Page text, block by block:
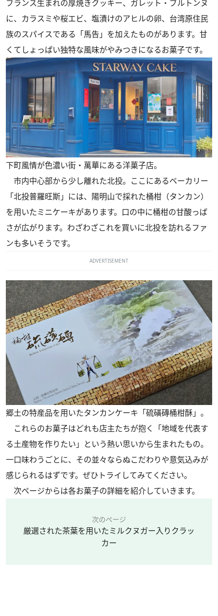
フランス生まれの厚焼きクッキー、ガレット・ブルトンヌ
に、カラスミや桜エビ、塩漬けのアヒルの卵、台湾原住民
族のスパイスである「馬告」を加えたものがあります。甘
くてしょっぱい独特な風味がやみつきになるお菓子です。
下町風情が色濃い街・萬華にある洋菓子店。
市内中心部から少し離れた北投。ここにあるベーカリー
「北投普羅旺斯」には、陽明山で採れた桶柑（タンカン）
を用いたミニケーキがあります。口の中に桶柑の甘酸っぱ
さが広がります。わざわざこれを買いに北投を訪れるファ
ンも多いそうです。
ADVERTISEMENT
郷土の特産品を用いたタンカンケーキ「硫磺磚桶柑酥」。
これらのお菓子はどれも店主たちが抱く「地域を代表す
る土産物を作りたい」という熱い思いから生まれたもの。
一口味わうごとに、その並々ならぬこだわりや意気込みが
感じられるはずです。ぜひトライしてみてください。
次ページからは各お菓子の詳細を紹介していきます。
次のページ
厳選された茶葉を用いたミルクヌガー入りクラッ
カー